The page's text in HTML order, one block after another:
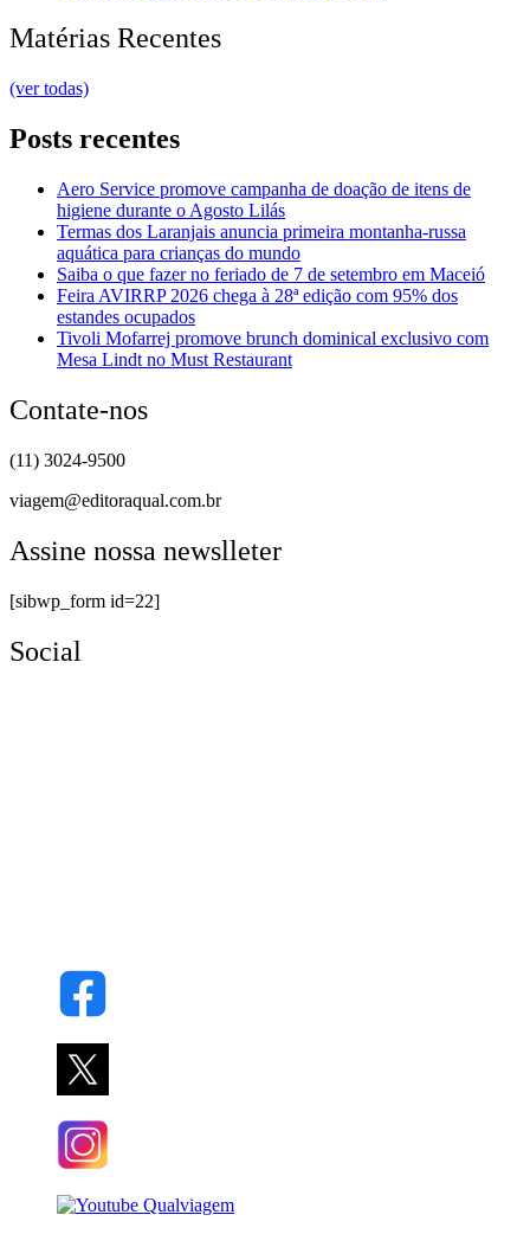
Matérias Recentes
(ver todas)
Posts recentes
Aero Service promove campanha de doação de itens de
higiene durante o Agosto Lilás
Termas dos Laranjais anuncia primeira montanha-russa
aquática para crianças do mundo
Saiba o que fazer no feriado de 7 de setembro em Maceió
Feira AVIRRP 2026 chega à 28ª edição com 95% dos
estandes ocupados
Tivoli Mofarrej promove brunch dominical exclusivo com
Mesa Lindt no Must Restaurant
Contate-nos
(11) 3024-9500
viagem@editoraqual.com.br
Assine nossa newslleter
[sibwp_form id=22]
Social